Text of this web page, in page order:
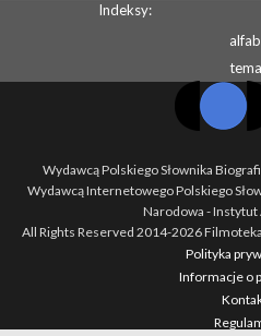
Indeksy:
Wydawcą Polskiego Słownika
Wydawcą Internetowego Polskiego
Narodowa -
All Rights Reserved 2014-2026
Polityka
Informacje o